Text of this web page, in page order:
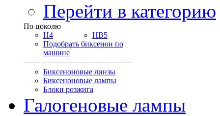
Перейти в категорию
По цоколю
H4
HB5
Подобрать биксенон по
машине
Биксеноновые линзы
Биксеноновые лампы
Блоки розжига
Галогеновые лампы